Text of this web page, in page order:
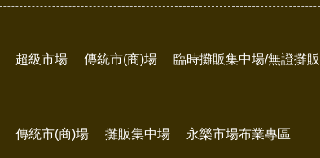
超級市場 傳統市(商)場 臨時攤販集中場/無證攤
傳統市(商)場 攤販集中場 永樂市場布業專區